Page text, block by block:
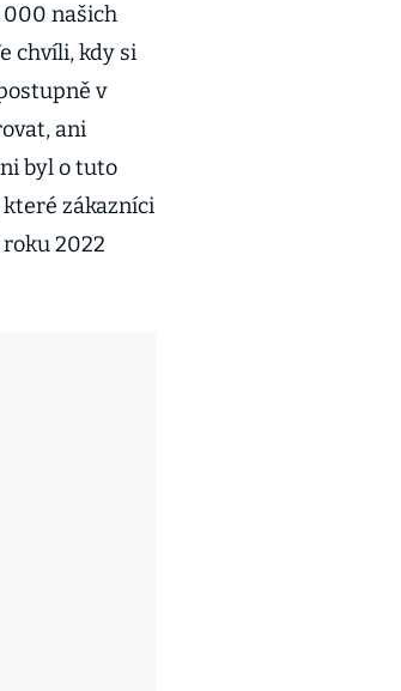
000 našich
chvíli, kdy si
v
ani
byl o tuto
zákazníci
2022